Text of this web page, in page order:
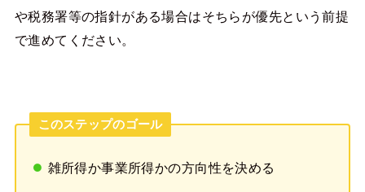
や税務署等の指針がある場合はそちらが優先という前提
で進めてください。
このステップのゴール
雑所得か事業所得かの方向性を決める